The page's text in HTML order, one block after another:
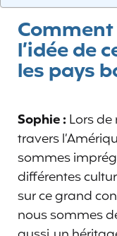
l’idée de
les pays
Sophie :Lors
travers
sommes
différentes
sur ce grand
nous sommes